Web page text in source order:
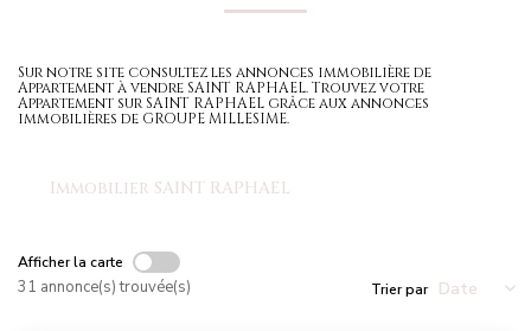
Nos Équipes
ESTIMATION
Millésimme Immobilier N°2
Sur notre site consultez les annonces immobilière de
Appartement à vendre SAINT RAPHAEL. Trouvez votre
Appartement sur SAINT RAPHAEL grâce aux annonces
immobilières de GROUPE MILLESIME.
Immobilier SAINT RAPHAEL
Afficher la carte
31 annonce(s) trouvée(s) Trier par